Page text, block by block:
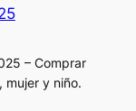
– Comprar
mujer y niño.